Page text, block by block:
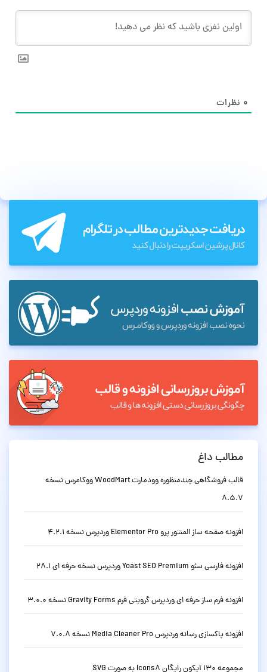
۰ نظرات
مطالب داغ
قالب فروشگاهی چندمنظوره وودمارت WoodMart ووکامرس نسخه
8.5.7
افزونه صفحه ساز المنتور پرو Elementor Pro وردپرس نسخه 4.2.1
افزونه فارسی سئو Yoast SEO Premium وردپرس نسخه حرفه ای 28.1
افزونه فرم ساز حرفه ای وردپرس گرویتی فرم Gravity Forms نسخه 3.0.0
افزونه پاکسازی رسانه وردپرس Media Cleaner Pro نسخه 7.0.8
مجموعه 130 آیکون رایگان Icons8 به صورت SVG